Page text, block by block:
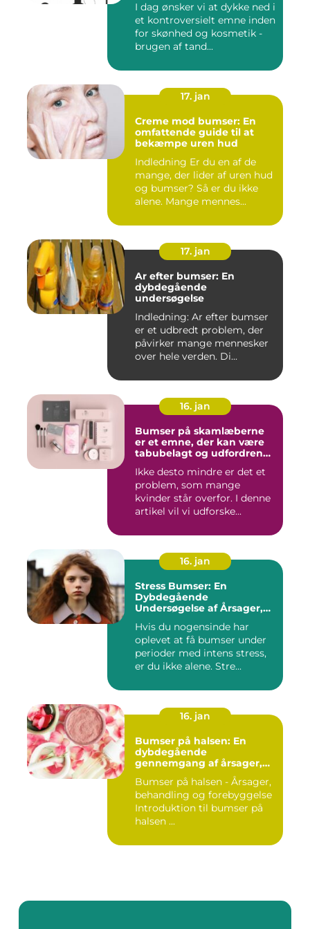
I dag ønsker vi at dykke ned i
et kontroversielt emne inden
for skønhed og kosmetik -
brugen af tand...
17. jan
Creme mod bumser: En
omfattende guide til at
bekæmpe uren hud
Indledning Er du en af de
mange, der lider af uren hud
og bumser? Så er du ikke
alene. Mange mennes...
17. jan
Ar efter bumser: En
dybdegående
undersøgelse
Indledning: Ar efter bumser
er et udbredt problem, der
påvirker mange mennesker
over hele verden. Di...
16. jan
Bumser på skamlæberne
er et emne, der kan være
tabubelagt og udfordrende
Ikke desto mindre er det et
problem, som mange
kvinder står overfor. I denne
artikel vil vi udforske...
16. jan
Stress Bumser: En
Dybdegående
Undersøgelse af Årsager,
Hvis du nogensinde har
oplevet at få bumser under
perioder med intens stress,
er du ikke alene. Stre...
16. jan
Bumser på halsen: En
dybdegående
gennemgang af årsager,
forebyggelse
Bumser på halsen - Årsager,
behandling og forebyggelse
Introduktion til bumser på
halsen ...